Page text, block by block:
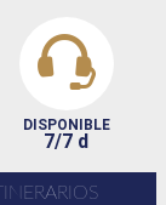
DISPONIBLE
7/7 d